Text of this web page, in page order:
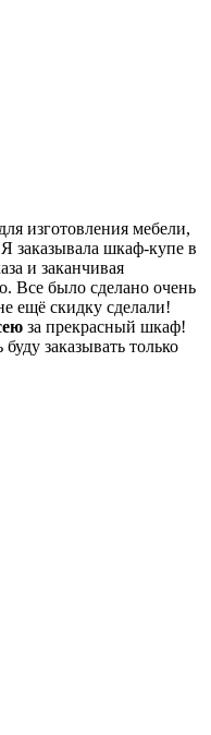
изготовления мебели,
заказывала шкаф-купе в
и заканчивая
Все было сделано очень
ещё скидку сделали!
за прекрасный шкаф!
заказывать только